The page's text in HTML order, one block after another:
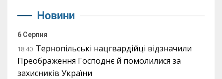
Новини
6 Серпня
18:40 Тернопільські нацгвардійці відзначили
Преображення Господнє й помолилися за
захисників України